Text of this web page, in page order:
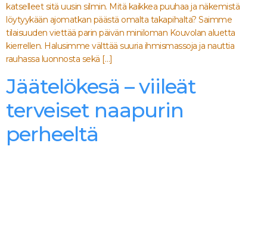
katselleet sitä uusin silmin. Mitä kaikkea puuhaa ja näkemistä
löytyykään ajomatkan päästä omalta takapihalta? Saimme
tilaisuuden viettää parin päivän miniloman Kouvolan aluetta
kierrellen. Halusimme välttää suuria ihmismassoja ja nauttia
rauhassa luonnosta sekä […]
Jäätelökesä – viileät
terveiset naapurin
perheeltä